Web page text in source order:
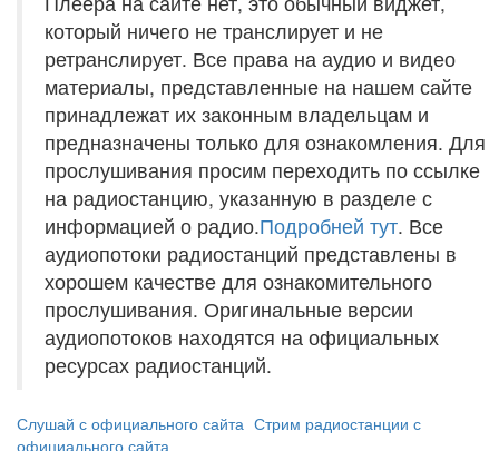
который ничего не транслирует и не
ретранслирует. Все права на аудио и видео
материалы, представленные на нашем сайте
принадлежат их законным владельцам и
предназначены только для ознакомления. Для
прослушивания просим переходить по ссылке
на радиостанцию, указанную в разделе с
информацией о радио.Подробней тут. Все
аудиопотоки радиостанций представлены в
хорошем качестве для ознакомительного
прослушивания. Оригинальные версии
аудиопотоков находятся на официальных
ресурсах радиостанций.
Слушай с официального сайта Стрим радиостанции с
официального сайта